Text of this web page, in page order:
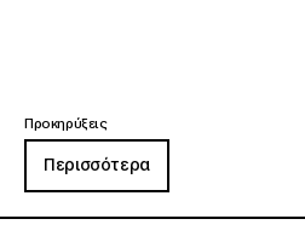
Προκηρύξεις
Περισσότερα